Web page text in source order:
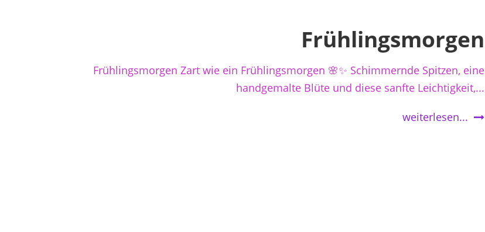
Frühlingsmorgen
Frühlingsmorgen Zart wie ein Frühlingsmorgen 🌸✨ Schimmernde Spitzen, eine
handgemalte Blüte und diese sanfte Leichtigkeit,...
weiterlesen...